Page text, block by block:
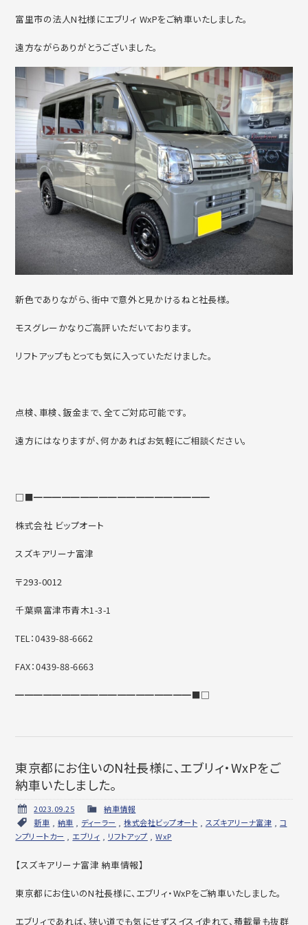
富里市の法人N社様にエブリィ WxPをご納車いたしました。
遠方ながらありがとうございました。
新色でありながら、街中で意外と見かけるねと社長様。
モスグレーかなりご高評いただいております。
リフトアップもとっても気に入っていただけました。
点検、車検、鈑金まで、全てご対応可能です。
遠方にはなりますが、何かあればお気軽にご相談ください。
□■━━━━━━━━━━━━━━━━━━━
株式会社 ビップオート
スズキアリーナ富津
〒293-0012
千葉県富津市青木1-3-1
TEL：0439-88-6662
FAX：0439-88-6663
━━━━━━━━━━━━━━━━━━━■□
東京都にお住いのN社長様に、エブリィ・WxPをご
納車いたしました。
2023.09.25
納車情報
新車 , 納車 , ディーラー ,株式会社ビップオート , スズキアリーナ富津 , コ
ンプリートカー , エブリィ , リフトアップ ,WxP
【スズキアリーナ富津 納車情報】
東京都にお住いのN社長様に、エブリィ・WxPをご納車いたしました。
エブリィであれば、狭い道でも気にせずスイスイ走れて、積載量も抜群